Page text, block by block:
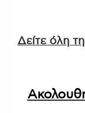
Δείτε όλη